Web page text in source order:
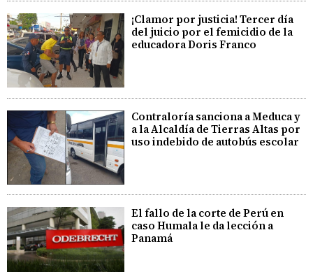
¡Clamor por justicia! Tercer día
del juicio por el femicidio de la
educadora Doris Franco
Contraloría sanciona a Meduca y
a la Alcaldía de Tierras Altas por
uso indebido de autobús escolar
El fallo de la corte de Perú en
caso Humala le da lección a
Panamá